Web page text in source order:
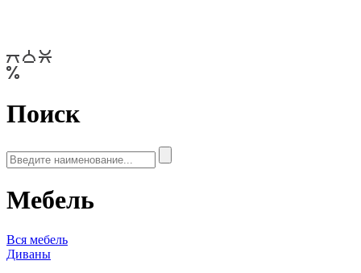
Поиск
Мебель
Вся мебель
Диваны